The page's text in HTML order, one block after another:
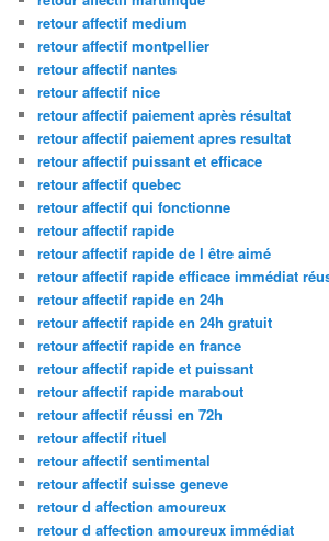
retour affectif medium
retour affectif montpellier
retour affectif nantes
retour affectif nice
retour affectif paiement après résultat
retour affectif paiement apres resultat
retour affectif puissant et efficace
retour affectif quebec
retour affectif qui fonctionne
retour affectif rapide
retour affectif rapide de l être aimé
retour affectif rapide efficace immédiat
retour affectif rapide en 24h
retour affectif rapide en 24h gratuit
retour affectif rapide en france
retour affectif rapide et puissant
retour affectif rapide marabout
retour affectif réussi en 72h
retour affectif rituel
retour affectif sentimental
retour affectif suisse geneve
retour d affection amoureux
retour d affection amoureux immédiat